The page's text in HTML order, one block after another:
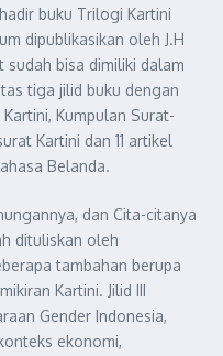
buku Trilogi Kartini
dipublikasikan oleh J.H
sudah bisa dimiliki dalam
tiga jilid buku dengan
Kumpulan Surat-
Kartini dan 11 artikel
Belanda.
dan Cita-citanya
dituliskan oleh
tambahan berupa
Kartini. Jilid III
Gender Indonesia,
ekonomi,